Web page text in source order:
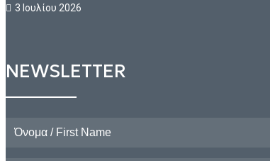
3 Ιουλίου 2026
NEWSLETTER